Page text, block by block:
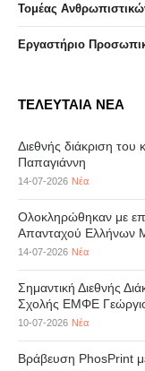
Τομέας
Eργαστήριo
ΤΕΛΕΥΤΑΙΑ ΝΕΑ
Διεθνής διάκριση
Παπαγιάννη
14-07-2026 Νέα
Ολοκληρώθηκαν με
Απανταχού Ελλήνων
14-07-2026 Νέα
Σημαντική Διεθνής
Σχολής ΕΜΦΕ
10-07-2026 Νέα
Βράβευση PhosPrint